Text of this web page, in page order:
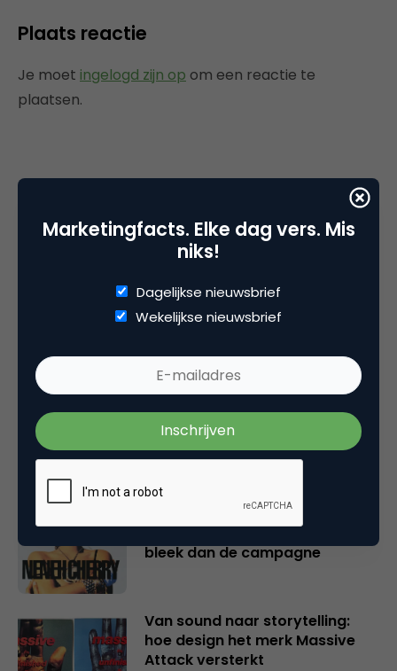
Plaats reactie
Je moet ingelogd zijn op om een reactie te
plaatsen.
AI-logogeneratoren: dit zijn de
populairste tools voor
Van kunstnijverheid tot
industrieel design: de rol van
wording
De flyposter die niemand
durfde te taggen: hoe Neneh
Cherry’s persoonlijkheid sterker
bleek dan de campagne
Van sound naar storytelling:
hoe design het merk Massive
Attack versterkt
Marketingfacts. Elke dag vers. Mis
niks!
Dagelijkse nieuwsbrief
Wekelijkse nieuwsbrief